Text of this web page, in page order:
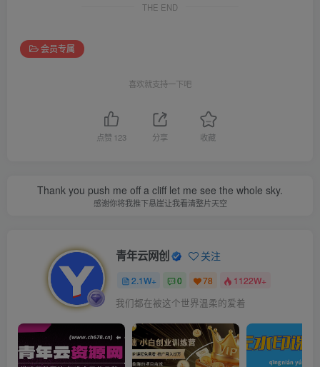
THE END
会员专属
喜欢就支持一下吧
点赞 123 分享 收藏
Thank you push me off a cliff let me see the whole sky.
感谢你将我推下悬崖让我看清整片天空
青年云网创 关注
2.1W+ 0 78 1122W+
我们都在被这个世界温柔的爱着